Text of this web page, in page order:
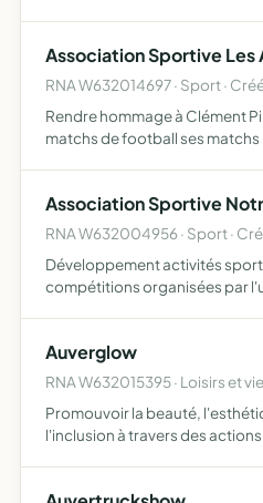
Association Sportive Les
RNA W632014697 · Sport ·
Rendre hommage à Clément
matchs de football ses
Association Sportive
RNA W632004956 · Sport ·
Développement activités
compétitions organisées par
Auverglow
RNA W632015395 · Loisirs et
Promouvoir la beauté,
l'inclusion à travers des